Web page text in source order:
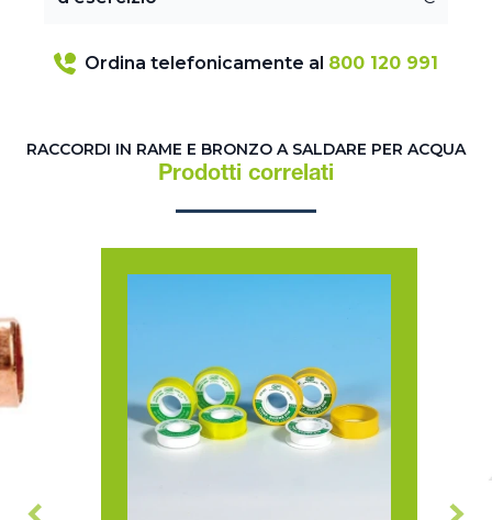
Ordina telefonicamente al 800 120 991
RACCORDI IN RAME E BRONZO A SALDARE PER ACQUA
Prodotti correlati